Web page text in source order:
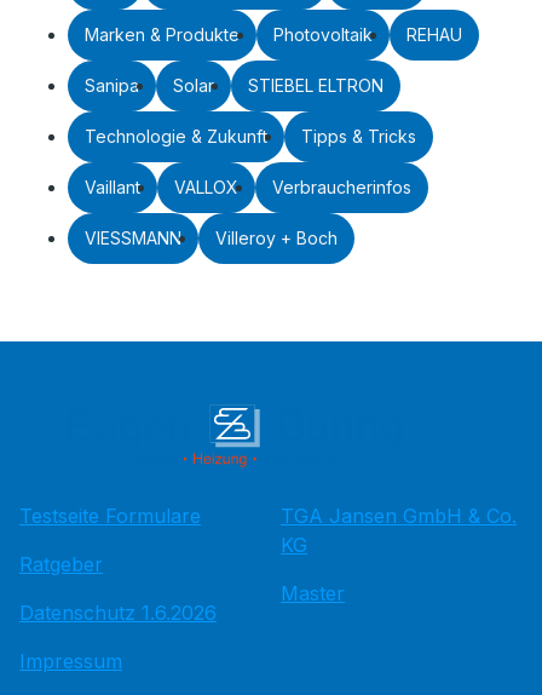
Marken & Produkte Photovoltaik REHAU
Sanipa Solar STIEBEL ELTRON
Technologie & Zukunft Tipps & Tricks
Vaillant VALLOX Verbraucherinfos
VIESSMANN Villeroy + Boch
Testseite Formulare
Ratgeber
Datenschutz 1.6.2026
Impressum
TGA Jansen GmbH & Co.
KG
Master